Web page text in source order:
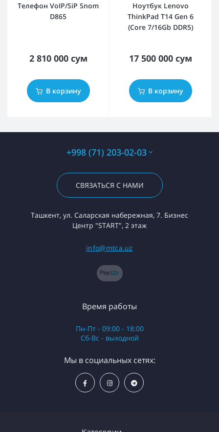
Телефон VoIP/SiP Snom
D865
2 810 000 сум
В корзину
Ноутбук Lenovo
ThinkPad T14 Gen 6
(Core 7/16Gb DDR5)
17 500 000 сум
В корзину
+998 (71) 203-02-03
СВЯЗАТЬСЯ С НАМИ
Ташкент, ул. Саларская набережная, 7. Бизнес
Центр "START", 2 этаж
info@mtca.uz
Время работы
Пн-Пт - 09:00 - 18:00
Сб-Вс - выходной
Мы в социальных сетях: